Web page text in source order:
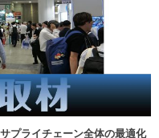
プライチェーン全体の最適化